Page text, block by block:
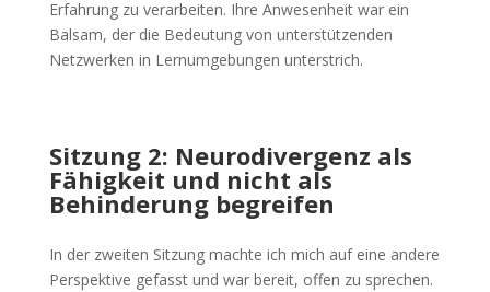
Erfahrung zu verarbeiten. Ihre Anwesenheit war ein
Balsam, der die Bedeutung von unterstützenden
Netzwerken in Lernumgebungen unterstrich.
Sitzung 2: Neurodivergenz als
Fähigkeit und nicht als
Behinderung begreifen
In der zweiten Sitzung machte ich mich auf eine andere
Perspektive gefasst und war bereit, offen zu sprechen.